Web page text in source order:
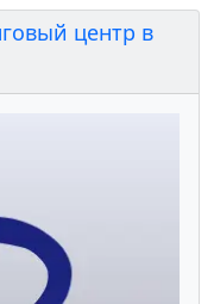
центр в